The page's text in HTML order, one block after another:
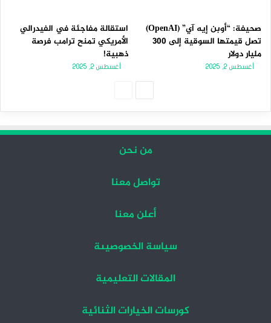
صحيفة: “أوبن إيه آي” (OpenAI)
تصل قيمتها السوقية إلى 300
مليار دولار
أغسطس 2, 2025
استقالة مفاجئة في الفيدرالي
الأمريكي تمنح ترامب فرصة
ذهبية!
أغسطس 2, 2025
من نحن
تواصل معنا
أعلن معنا
سياسة الخصوصيىة
المقالات التعليمية
كورسات الخيارات الثنائية